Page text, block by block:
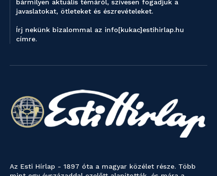
bármilyen aktuális témáról, szívesen fogadjuk a
javaslatokat, ötleteket és észrevételeket.
Írj nekünk bizalommal az info[kukac]estihirlap.hu
címre.
Az Esti Hírlap - 1897 óta a magyar közélet része. Több